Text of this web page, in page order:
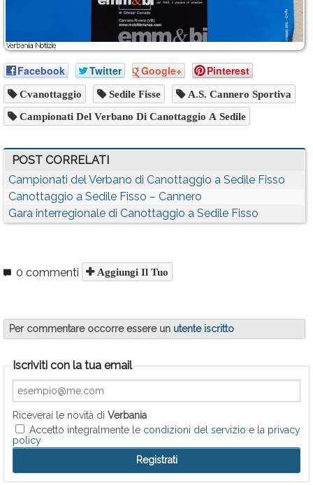
Facebook Twitter Google+ Pinterest
Cvanottaggio Sedile Fisse A.S. Cannero Sportiva
Campionati Del Verbano Di Canottaggio A Sedile
POST CORRELATI
Campionati del Verbano di Canottaggio a Sedile Fisso
Canottaggio a Sedile Fisso – Cannero
Gara interregionale di Canottaggio a Sedile Fisso
0 commenti Aggiungi Il Tuo
Per commentare occorre essere un utente iscritto
Iscriviti con la tua email
Riceverai le novità di Verbania
Accetto integralmente le condizioni del servizio e la privacy
policy